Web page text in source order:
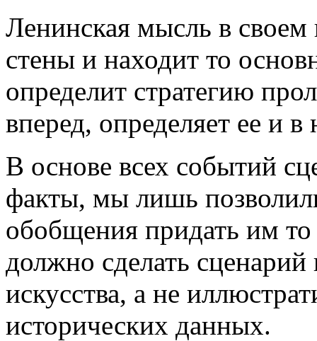
Ленинская мысль в своем
стены и находит то
определит стратегию
вперед, определяет ее и
В основе всех событий
факты, мы лишь
обобщения придать им то
должно сделать
искусства, а не
исторических данных.